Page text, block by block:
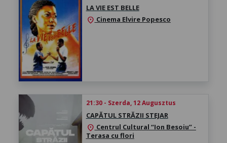
LA VIE EST BELLE
location_on Cinema Elvire Popesco
21:30 - Szerda, 12 Augusztus
CAPĂTUL STRĂZII STEJAR
location_on Centrul Cultural “Ion Besoiu” -
Terasa cu flori